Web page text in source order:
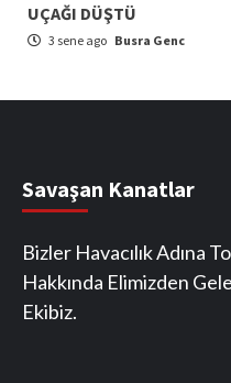
UÇAĞI DÜŞTÜ
3 sene ago Busra Genc
Savaşan Kanatlar
Bizler Havacılık Adına
Hakkında Elimizden
Ekibiz.